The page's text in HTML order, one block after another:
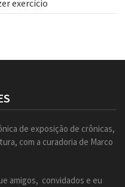
exercício
de exposição de crônicas,
com a curadoria de Marco
amigos, convidados e eu